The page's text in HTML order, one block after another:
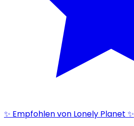
✨ Empfohlen von Lonely Planet ✨